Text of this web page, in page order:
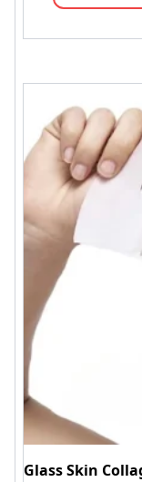
Glass Skin